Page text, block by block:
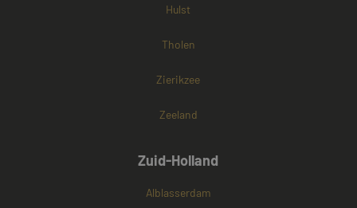
Hulst
Tholen
Zierikzee
Zeeland
Zuid-Holland
Alblasserdam